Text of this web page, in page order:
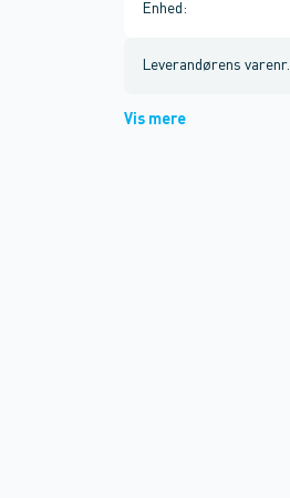
Enhed :
Leverandørens varenr.
Vis mere